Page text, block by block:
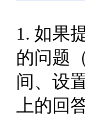
1. 如果
的问题
间、设
上的回